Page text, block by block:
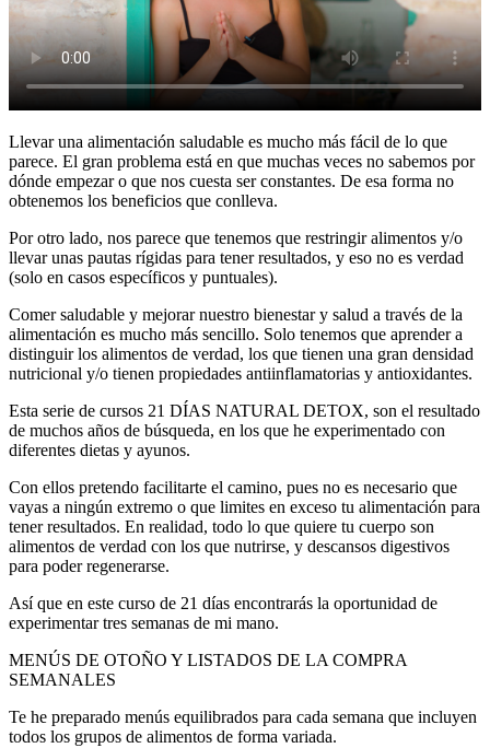
Llevar una alimentación saludable es mucho más fácil de lo que
parece. El gran problema está en que muchas veces no sabemos por
dónde empezar o que nos cuesta ser constantes. De esa forma no
obtenemos los beneficios que conlleva.
Por otro lado, nos parece que tenemos que restringir alimentos y/o
llevar unas pautas rígidas para tener resultados, y eso no es verdad
(solo en casos específicos y puntuales).
Comer saludable y mejorar nuestro bienestar y salud a través de la
alimentación es mucho más sencillo. Solo tenemos que aprender a
distinguir los alimentos de verdad, los que tienen una gran densidad
nutricional y/o tienen propiedades antiinflamatorias y antioxidantes.
Esta serie de cursos 21 DÍAS NATURAL DETOX, son el resultado
de muchos años de búsqueda, en los que he experimentado con
diferentes dietas y ayunos.
Con ellos pretendo facilitarte el camino, pues no es necesario que
vayas a ningún extremo o que limites en exceso tu alimentación para
tener resultados. En realidad, todo lo que quiere tu cuerpo son
alimentos de verdad con los que nutrirse, y descansos digestivos
para poder regenerarse.
Así que en este curso de 21 días encontrarás la oportunidad de
experimentar tres semanas de mi mano.
MENÚS DE OTOÑO Y LISTADOS DE LA COMPRA
SEMANALES
Te he preparado menús equilibrados para cada semana que incluyen
todos los grupos de alimentos de forma variada.